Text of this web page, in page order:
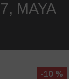
MAYA
-10 %